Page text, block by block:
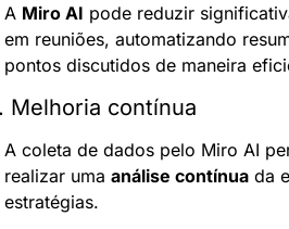
A Miro AI pode reduzir
em reuniões, automatizando
pontos discutidos de maneira
Melhoria contínua
A coleta de dados pelo Miro AI
realizar uma análise contínua da
estratégias.